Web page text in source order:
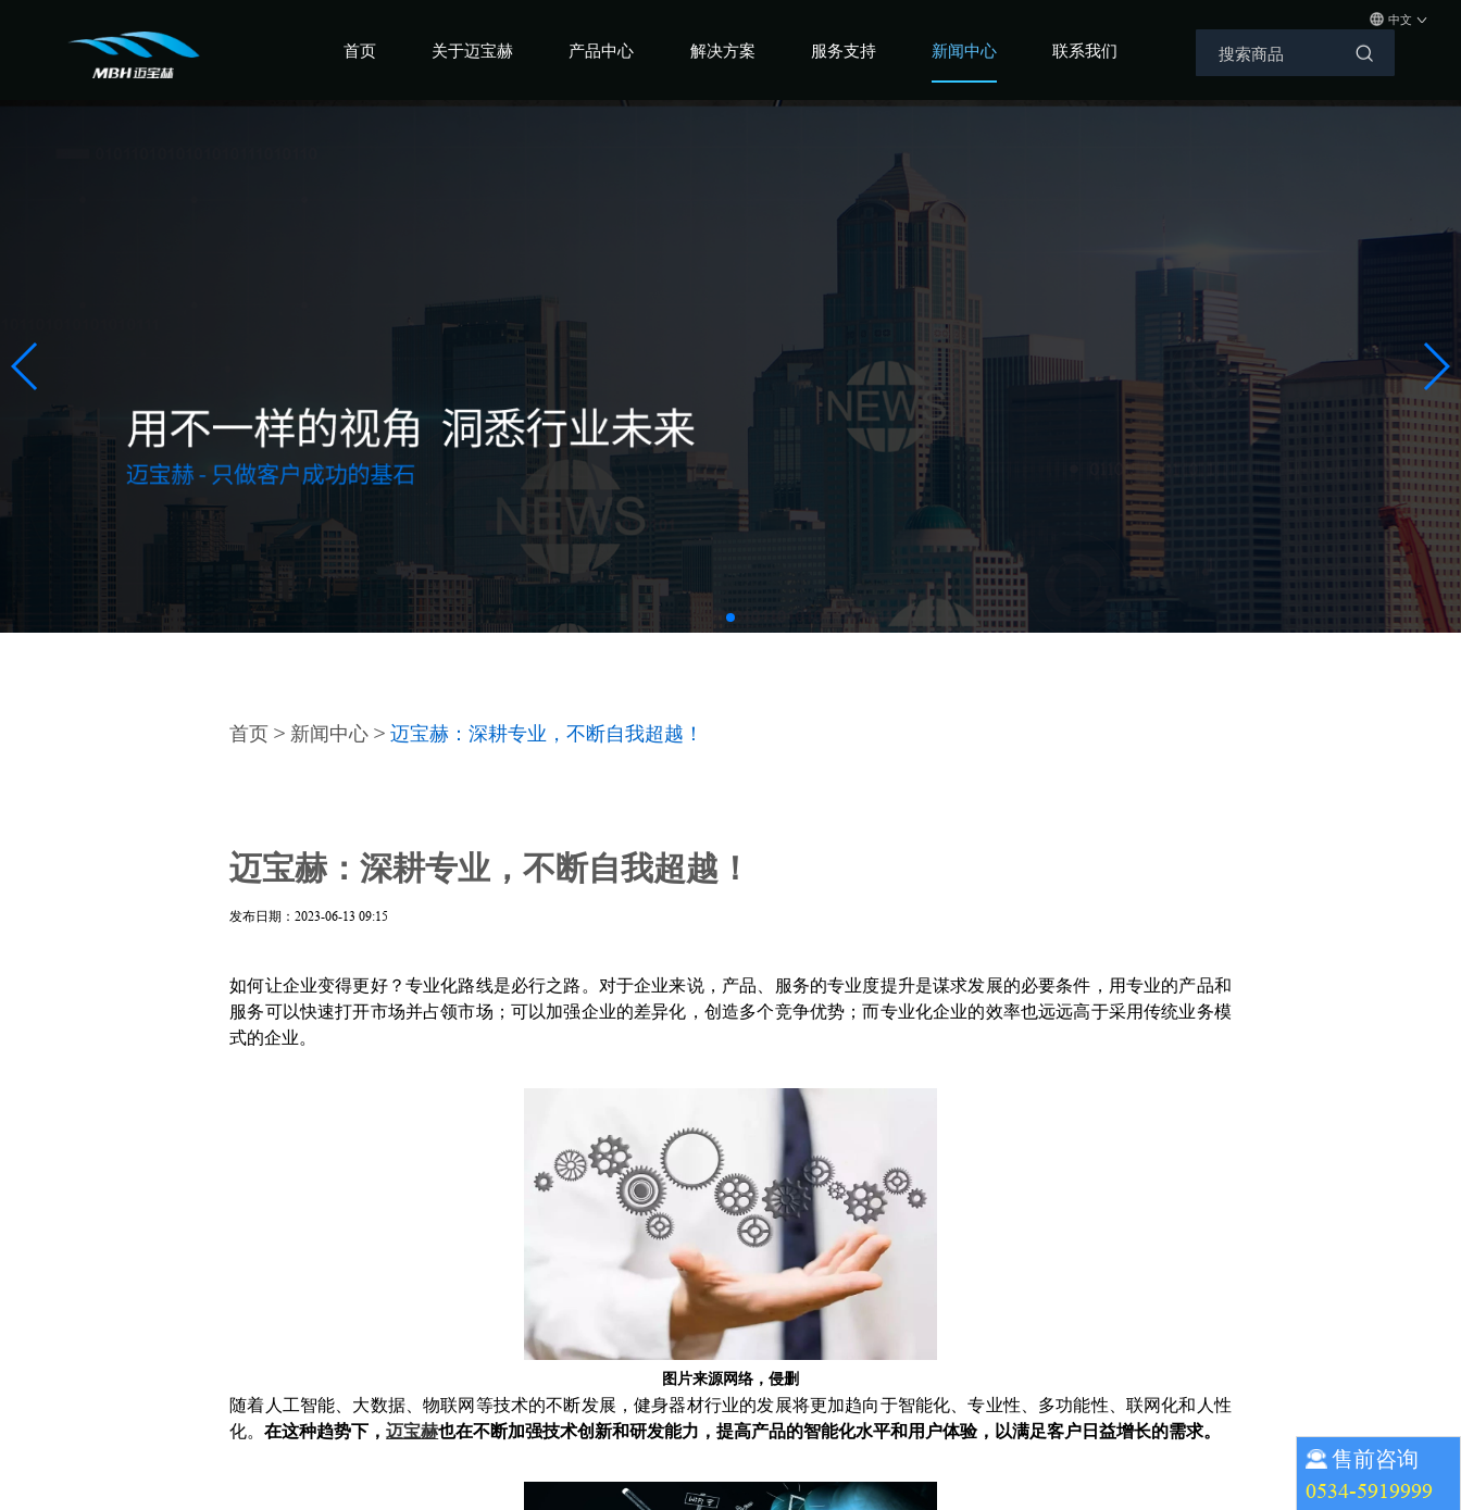
首页 关于迈宝赫 产品中心 解决方案 服务支持 新闻中心 联系我们
中文
售前咨询
0534-5919999
首页 > 新闻中心 >迈宝赫：深耕专业，不断自我超越！
迈宝赫：深耕专业，不断自我超越！
发布日期：2023-06-13 09:15
如何让企业变得更好？专业化路线是必行之路。对于企业来说，产品、服务的专业度提升是谋求发展的必要条件，用专业的产品和
服务可以快速打开市场并占领市场；可以加强企业的差异化，创造多个竞争优势；而专业化企业的效率也远远高于采用传统业务模
式的企业。
图片来源网络，侵删
随着人工智能、大数据、物联网等技术的不断发展，健身器材行业的发展将更加趋向于智能化、专业性、多功能性、联网化和人性
化。在这种趋势下，迈宝赫也在不断加强技术创新和研发能力，提高产品的智能化水平和用户体验，以满足客户日益增长的需求。